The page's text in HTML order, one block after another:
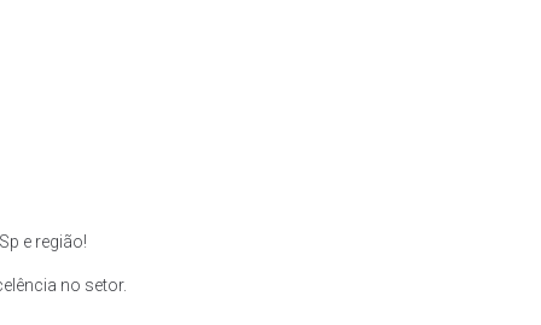
e região!
no setor.